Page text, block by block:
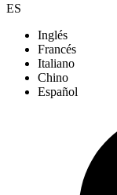
ES
Inglés
Francés
Italiano
Chino
Español